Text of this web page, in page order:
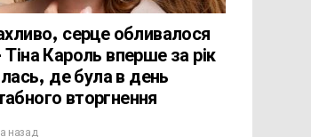
серце обливалося
Кароль вперше за рік
де була в день
вторгнення
назад